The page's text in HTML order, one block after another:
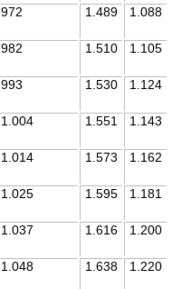
972 1.489 1.088
982 1.510 1.105
993 1.530 1.124
1.004 1.551 1.143
1.014 1.573 1.162
1.025 1.595 1.181
1.037 1.616 1.200
1.048 1.638 1.220